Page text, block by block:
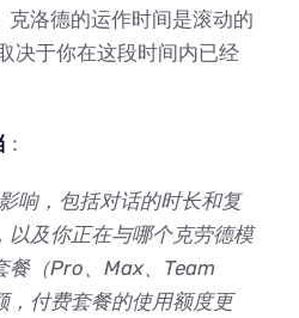
克洛德的运作时间是滚动的
决于你在这段时间内已经
：
响，包括对话的时长和复
以及你正在与哪个克劳德模
餐（Pro、Max、Team
，付费套餐的使用额度更